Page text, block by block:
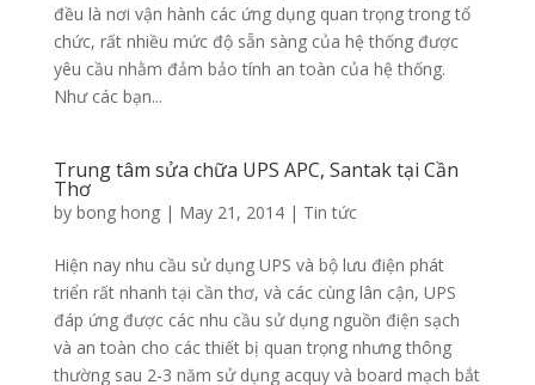
đều là nơi vận hành các ứng dụng quan trọng trong tổ
chức, rất nhiều mức độ sẵn sàng của hệ thống được
yêu cầu nhằm đảm bảo tính an toàn của hệ thống.
Như các bạn...
Trung tâm sửa chữa UPS APC, Santak tại Cần
Thơ
by bong hong| May 21, 2014| Tin tức
Hiện nay nhu cầu sử dụng UPS và bộ lưu điện phát
triển rất nhanh tại cần thơ, và các cùng lân cận, UPS
đáp ứng được các nhu cầu sử dụng nguồn điện sạch
và an toàn cho các thiết bị quan trọng nhưng thông
thường sau 2-3 năm sử dụng acquy và board mạch bắt